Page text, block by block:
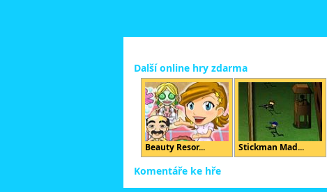
Další online hry zdarma
Beauty Resor... Stickman Mad...
Komentáře ke hře